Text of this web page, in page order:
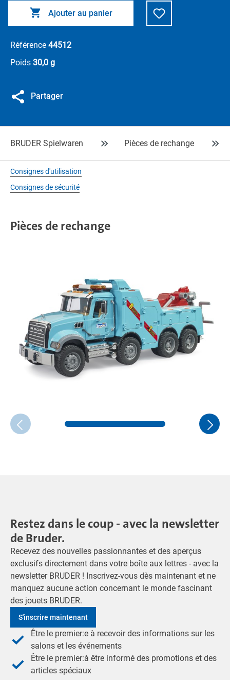
Ajouter au panier
Référence 44512
Poids 30,0 g
Partager
BRUDER Spielwaren Pièces de rechange
Consignes d'utilisation
Consignes de sécurité
Pièces de rechange
Restez dans le coup - avec la newsletter
de Bruder.
Recevez des nouvelles passionnantes et des aperçus
exclusifs directement dans votre boîte aux lettres - avec la
newsletter BRUDER ! Inscrivez-vous dès maintenant et ne
manquez aucune action concernant le monde fascinant
des jouets BRUDER.
S'inscrire maintenant
Être le premier:e à recevoir des informations sur les
salons et les événements
Être le premier:à être informé des promotions et des
articles spéciaux